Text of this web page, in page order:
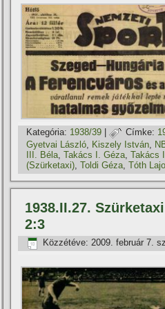
Kategória: 1938/39 | Címke:
Gyetvai László
Kiszely István
III. Béla ,Takács I. Géza ,Takács
(Szürketaxi),Toldi Géza,Tóth
1938.II.27.
2:3
Közzétéve: 2009. február 7.